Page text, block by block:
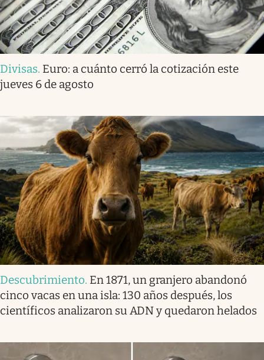
Divisas. Euro: a cuánto cerró la cotización este
jueves 6 de agosto
Descubrimiento. En 1871, un granjero abandonó
cinco vacas en una isla: 130 años después, los
científicos analizaron su ADN y quedaron helados